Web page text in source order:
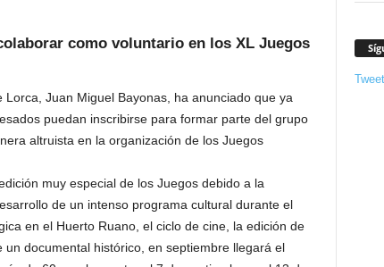
como voluntario en los XL Juegos
Juan Miguel Bayonas, ha anunciado que ya
puedan inscribirse para formar parte del grupo
altruista en la organización de los Juegos
muy especial de los Juegos debido a la
de un intenso programa cultural durante el
en el Huerto Ruano, el ciclo de cine, la edición de
documental histórico, en septiembre llegará el